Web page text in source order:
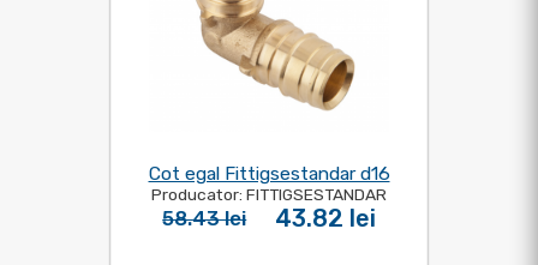
Cot egal Fittigsestandar d16
Producator: FITTIGSESTANDAR
58.43 lei 43.82 lei